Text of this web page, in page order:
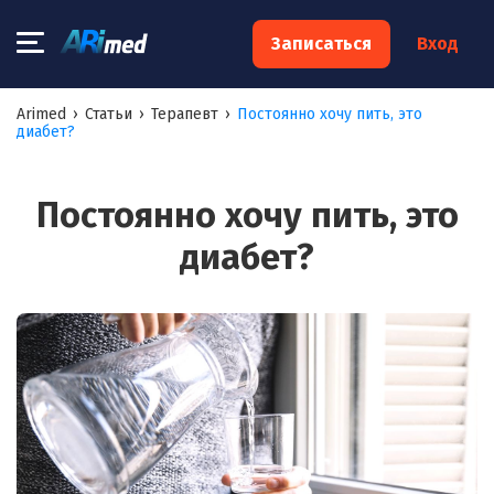
Записаться Вход
Arimed › Статьи › Терапевт › Постоянно хочу пить, это
диабет?
Постоянно хочу пить, это
диабет?
×
Запишитесь на консультацию к
Ваш e-mail:*
Я согласен на обработку моих персональных данных